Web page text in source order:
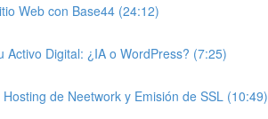
Web con Base44 (24:12)
Activo Digital: ¿IA o WordPress? (7:25)
de Neetwork y Emisión de SSL (10:49)